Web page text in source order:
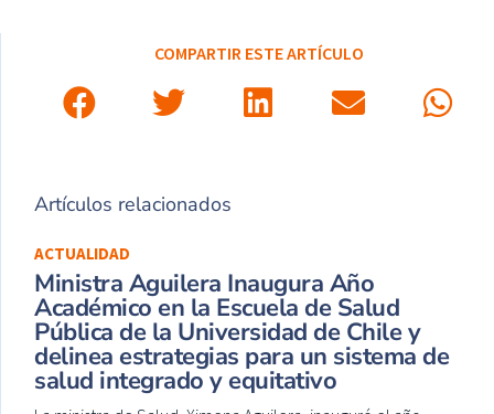
COMPARTIR ESTE ARTÍCULO
Artículos relacionados
ACTUALIDAD
Ministra Aguilera Inaugura Año
Académico en la Escuela de Salud
Pública de la Universidad de Chile y
delinea estrategias para un sistema de
salud integrado y equitativo